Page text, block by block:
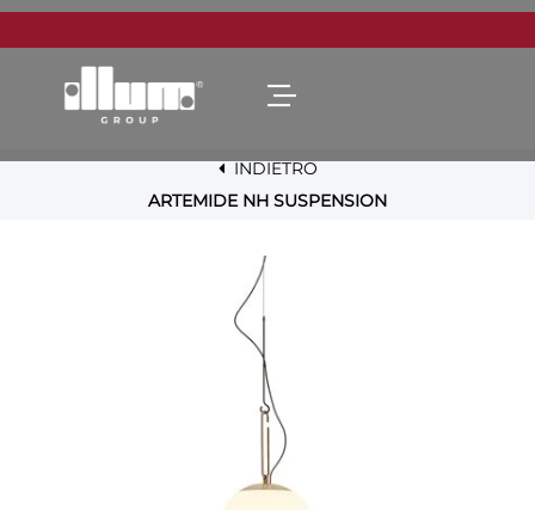
Open menu
INDIETRO
ARTEMIDE NH SUSPENSION